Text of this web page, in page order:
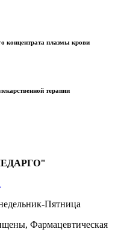
концентрата плазмы крови
терапии
Пятница
Фармацевтическая